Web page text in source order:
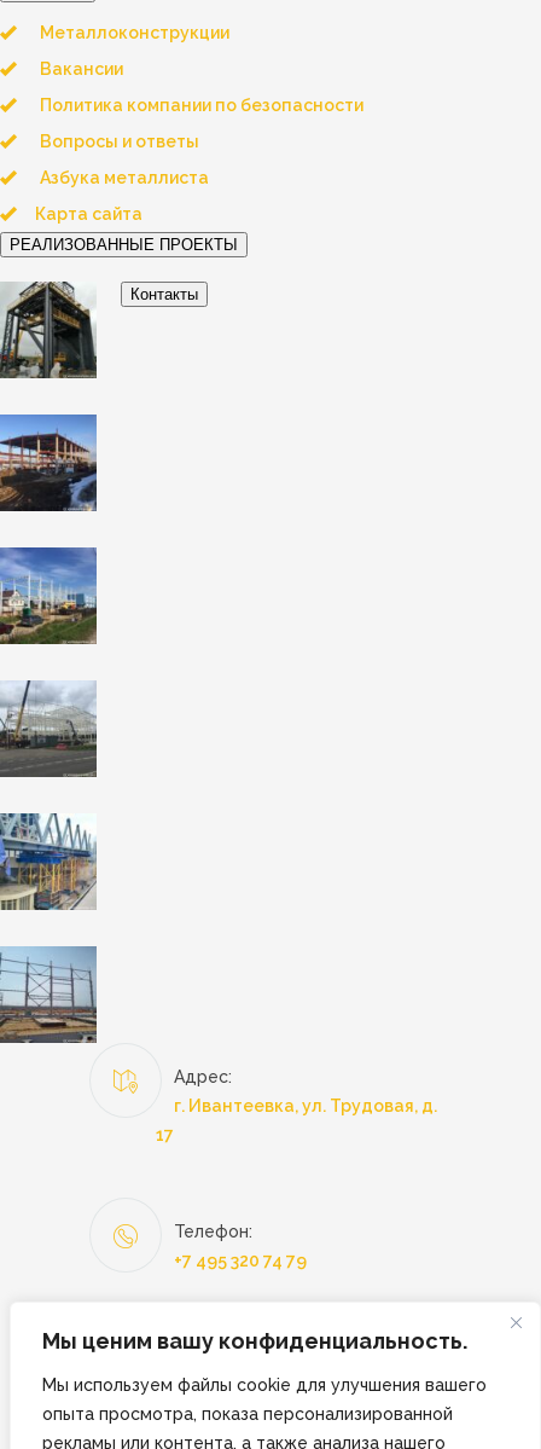
Мы ценим вашу конфиденциальность.
Мы используем файлы cookie для улучшения вашего
опыта просмотра, показа персонализированной
рекламы или контента, а также анализа нашего
Металлоконструкции
Вакансии
Политика компании по безопасности
Вопросы и ответы
Азбука металлиста
Карта сайта
РЕАЛИЗОВАННЫЕ ПРОЕКТЫ
Контакты
Адрес:
г. Ивантеевка, ул. Трудовая, д.
17
Телефон:
+7 495 320 74 79
Эл. почта:
hello@zmkmayak.ru